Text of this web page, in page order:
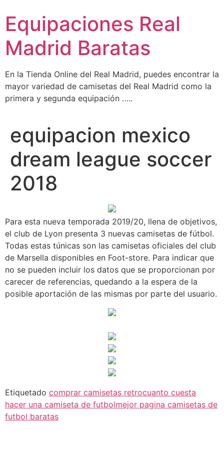
contenido
Equipaciones Real
Madrid Baratas
En la Tienda Online del Real Madrid, puedes encontrar la
mayor variedad de camisetas del Real Madrid como la
primera y segunda equipación …..
equipacion mexico
dream league soccer
2018
Para esta nueva temporada 2019/20, llena de objetivos,
el club de Lyon presenta 3 nuevas camisetas de fútbol.
Todas estas túnicas son las camisetas oficiales del club
de Marsella disponibles en Foot-store. Para indicar que
no se pueden incluir los datos que se proporcionan por
carecer de referencias, quedando a la espera de la
posible aportación de las mismas por parte del usuario.
Etiquetado comprar camisetas retrocuanto cuesta
hacer una camiseta de futbolmejor pagina camisetas de
futbol baratas